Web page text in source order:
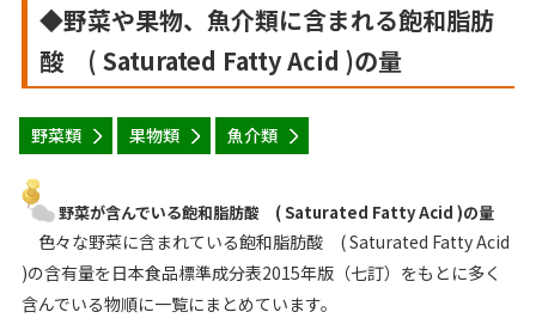
◆野菜や果物、魚介類に含まれる飽和脂肪
酸 ( Saturated Fatty Acid )の量
野菜類 果物類 魚介類
野菜が含んでいる飽和脂肪酸 ( Saturated Fatty Acid )の量
色々な野菜に含まれている飽和脂肪酸 ( Saturated Fatty Acid
)の含有量を日本食品標準成分表2015年版（七訂）をもとに多く
含んでいる物順に一覧にまとめています。